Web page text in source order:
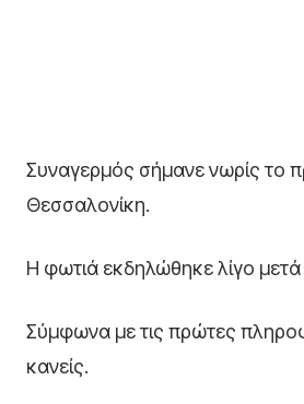
Συναγερμός σήμανε νωρίς το
Θεσσαλονίκη.
Η φωτιά εκδηλώθηκε λίγο μετά
Σύμφωνα με τις πρώτες
κανείς.